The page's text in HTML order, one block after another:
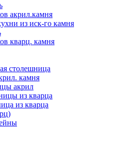
акрил.камня
из иск-го камня
кварц. камня
столешница
камня
акрил
из кварца
из кварца